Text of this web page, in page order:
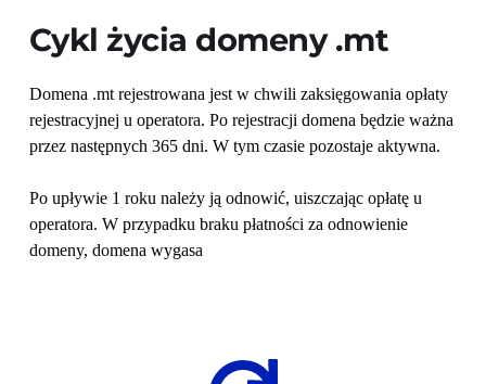
Cykl życia domeny .mt
Domena .mt rejestrowana jest w chwili zaksięgowania opłaty
rejestracyjnej u operatora. Po rejestracji domena będzie ważna
przez następnych 365 dni. W tym czasie pozostaje aktywna.
Po upływie 1 roku należy ją odnowić, uiszczając opłatę u
operatora. W przypadku braku płatności za odnowienie
domeny, domena wygasa